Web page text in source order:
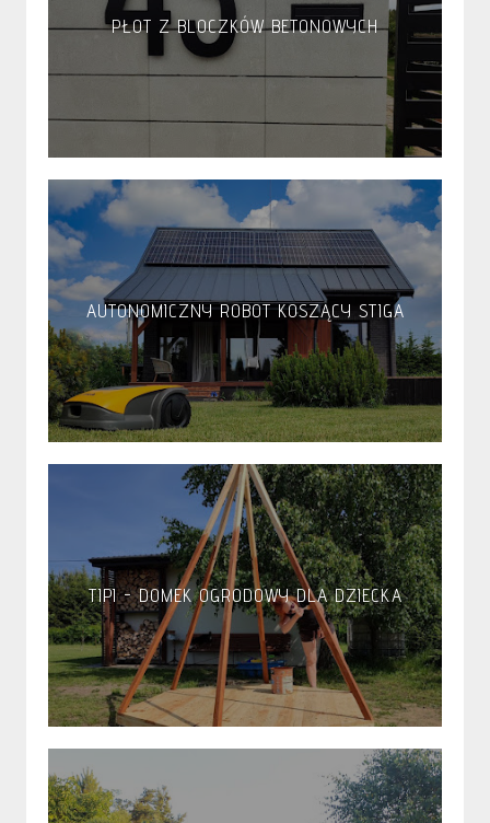
PŁOT Z BLOCZKÓW BETONOWYCH
AUTONOMICZNY ROBOT KOSZĄCY STIGA
TIPI - DOMEK OGRODOWY DLA DZIECKA